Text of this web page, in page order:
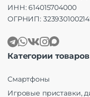
ИНН: 614015704000
ОГРНИП:
Категории товаров
Смартфоны
Игровые приставки,